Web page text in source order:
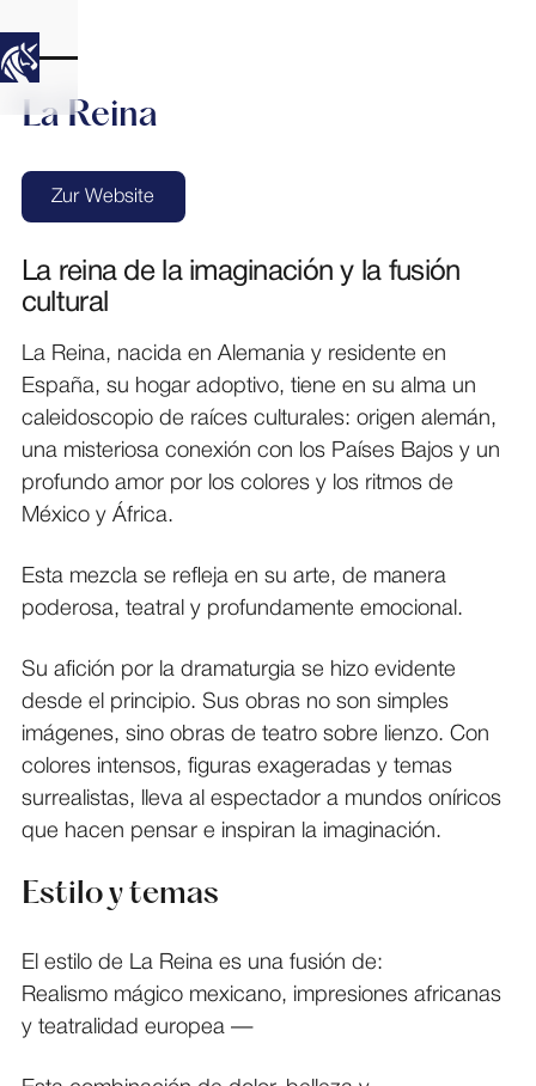
La Reina
Zur Website
Zur Website
La reina de la imaginación y la fusión
cultural
La Reina, nacida en Alemania y residente en
España, su hogar adoptivo, tiene en su alma un
caleidoscopio de raíces culturales: origen alemán,
una misteriosa conexión con los Países Bajos y un
profundo amor por los colores y los ritmos de
México y África.
Esta mezcla se refleja en su arte, de manera
poderosa, teatral y profundamente emocional.
Su afición por la dramaturgia se hizo evidente
desde el principio. Sus obras no son simples
imágenes, sino obras de teatro sobre lienzo. Con
colores intensos, figuras exageradas y temas
surrealistas, lleva al espectador a mundos oníricos
que hacen pensar e inspiran la imaginación.
Estilo y temas
El estilo de La Reina es una fusión de:
Realismo mágico mexicano, impresiones africanas
y teatralidad europea —